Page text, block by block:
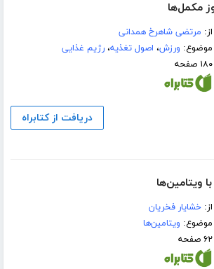
مکمل‌ها
از: مرتضی شاهرخ همدانی
موضوع: ورزش، اصول تغذیه،رژیم غذایی
۱۸۰ صفحه
دریافت از کتابراه
ویتامین‌ها
از:خشایار فخریان
موضوع: ویتامین‌ها
۶۲ صفحه